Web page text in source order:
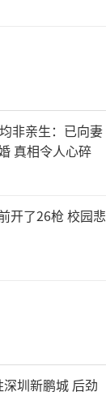
非亲生：已向妻
真相令人心碎
开了26枪 校园悲
圳新鹏城 后劲